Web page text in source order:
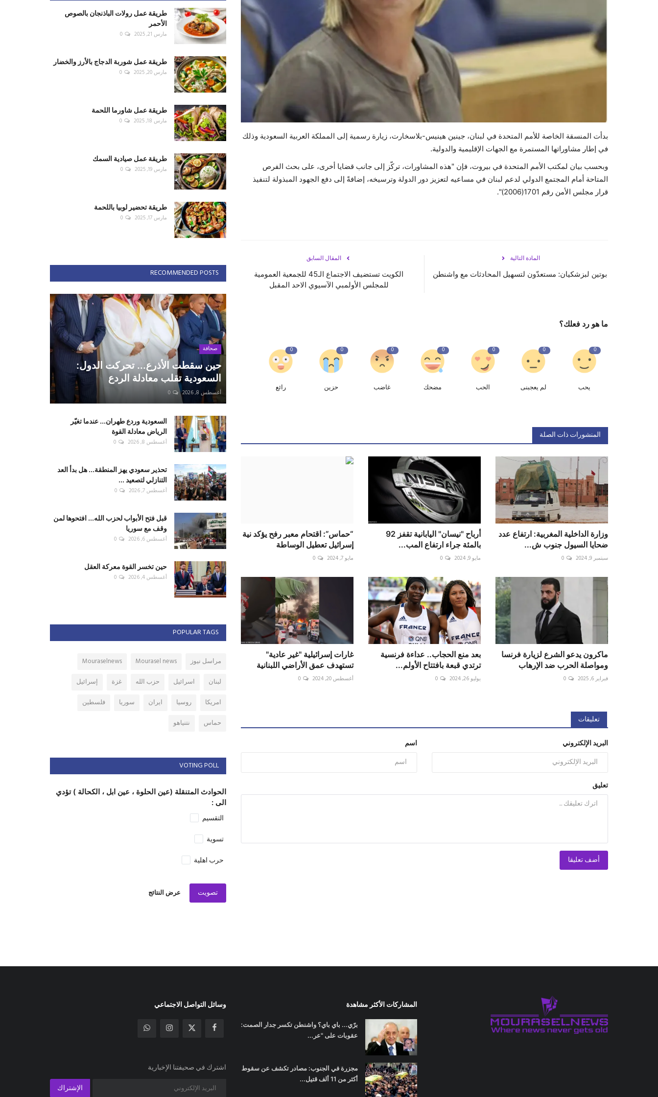
بدأت المنسقة الخاصة للأمم المتحدة في لبنان، جينين هينيس-بلاسخارت، زيارة رسمية إلى المملكة العربية السعودية وذلك
في إطار مشاوراتها المستمرة مع الجهات الإقليمية والدولية.
وبحسب بيان لمكتب الأمم المتحدة في بيروت، فإن "هذه المشاورات، تركّز إلى جانب قضايا أخرى، على بحث الفرص
المتاحة أمام المجتمع الدولي لدعم لبنان في مساعيه لتعزيز دور الدولة وترسيخه، إضافةً إلى دفع الجهود المبذولة لتنفيذ
قرار مجلس الأمن رقم 1701(2006)".
المقال السابق
الكويت تستضيف الاجتماع الـ45 للجمعية العمومية
للمجلس الأولمبي الآسيوي الاحد المقبل
المادة التالية
بوتين لبزشكيان: مستعدّون لتسهيل المحادثات مع واشنطن
ما هو رد فعلك؟
0
يحب
0
لم يعجبنى
0
الحب
0
مضحك
0
غاضب
0
حزين
0
رائع
المنشورات ذات الصلة
وزارة الداخلية المغربية: ارتفاع عدد
ضحايا السيول جنوب ش...
سبتمبر 9, 2024 0
أرباح "نيسان" اليابانية تقفز 92
بالمئة جراء ارتفاع المب...
مايو 9, 2024 0
“حماس”: اقتحام معبر رفح يؤكد نية
إسرائيل تعطيل الوساطة
مايو 7, 2024 0
ماكرون يدعو الشرع لزيارة فرنسا
ومواصلة الحرب ضد الإرهاب
فبراير 6, 2025 0
بعد منع الحجاب.. عداءة فرنسية
ترتدي قبعة بافتتاح الأولم...
يوليو 26, 2024 0
غارات إسرائيلية "غير عادية"
تستهدف عمق الأراضي اللبنانية
أغسطس 20, 2024 0
تعليقات
اسم البريد الإلكتروني
تعليق
أضف تعليقا
طريقة عمل رولات الباذنجان بالصوص
الأحمر
مارس 21, 2025 0
طريقة عمل شوربة الدجاج بالأرز والخضار
مارس 20, 2025 0
طريقة عمل شاورما اللحمة
مارس 18, 2025 0
طريقة عمل صيادية السمك
مارس 19, 2025 0
طريقة تحضير لوبيا باللحمة
مارس 17, 2025 0
RECOMMENDED POSTS
صحافة
حين سقطت الأذرع... تحركت الدول:
السعودية تقلب معادلة الردع
أغسطس 8, 2026 0
السعودية وردع طهران... عندما تغيّر
الرياض معادلة القوة
أغسطس 8, 2026 0
تحذير سعودي يهز المنطقة... هل بدأ العد
التنازلي لتصعيد ...
أغسطس 7, 2026 0
قبل فتح الأبواب لحزب الله... افتحوها لمن
وقف مع سوريا
أغسطس 6, 2026 0
حين تخسر القوة معركة العقل
أغسطس 4, 2026 0
POPULAR TAGS
مراسل نيوز Mourasel news
Mouraselnews
لبنان
اسرائيل حزب الله غزة
إسرائيل
امريكا
روسيا ايران سوريا
فلسطين
حماس
نتنياهو
VOTING POLL
الحوادث المتنقلة (عين الحلوة ، عين ابل ، الكحالة ) تؤدي
الى :
التقسيم
تسوية
حرب اهلية
تصويت عرض النتائج
المشاركات الأكثر مشاهدة
برّي... باي باي؟ واشنطن تكسر جدار الصمت:
عقوبات على "عر...
مجزرة في الجنوب: مصادر تكشف عن سقوط
أكثر من 11 ألف قتيل...
وسائل التواصل الاجتماعي
اشترك في صحيفتنا الإخبارية
الإشتراك